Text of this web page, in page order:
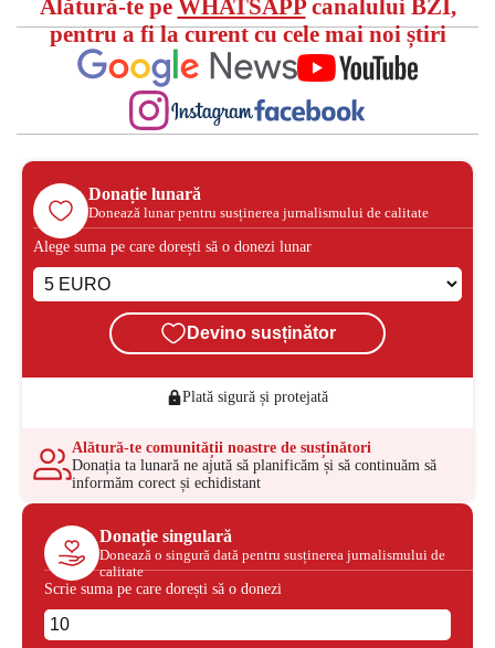
Alătură-te pe WHATSAPPcanalului BZI,
pentru a fi la curent cu cele mai noi știri
Donație lunară
Donează lunar pentru susținerea jurnalismului de calitate
Alege suma pe care dorești să o donezi lunar
Devino susținător
Plată sigură și protejată
Alătură-te comunității noastre de susținători
Donația ta lunară ne ajută să planificăm și să continuăm să
informăm corect și echidistant
Donație singulară
Donează o singură dată pentru susținerea jurnalismului de
calitate
Scrie suma pe care dorești să o donezi